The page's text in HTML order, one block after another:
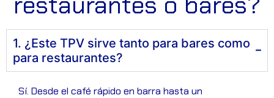
1. ¿Este TPV sirve tanto para bares como
para restaurantes?
Sí. Desde el café rápido en barra hasta un